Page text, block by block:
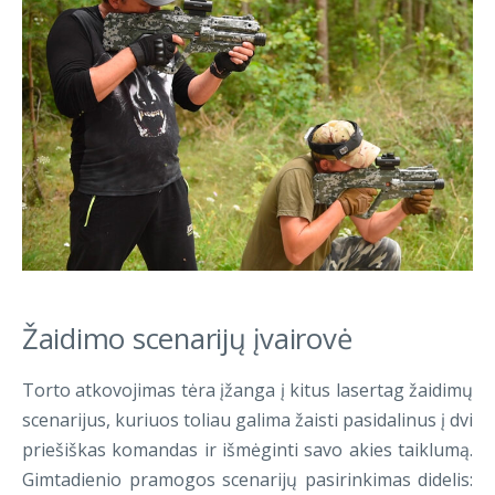
Žaidimo scenarijų įvairovė
Torto atkovojimas tėra įžanga į kitus lasertag žaidimų
scenarijus, kuriuos toliau galima žaisti pasidalinus į dvi
priešiškas komandas ir išmėginti savo akies taiklumą.
Gimtadienio pramogos scenarijų pasirinkimas didelis: